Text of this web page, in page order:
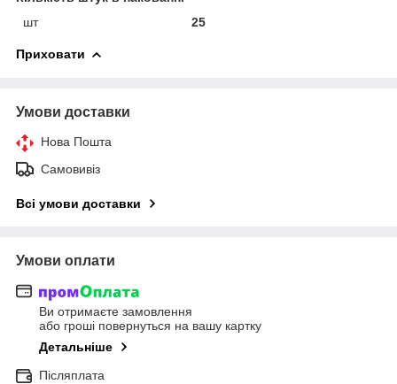
шт
25
Приховати
Умови доставки
Нова Пошта
Самовивіз
Всі умови доставки
Умови оплати
Ви отримаєте замовлення
або гроші повернуться на вашу картку
Детальніше
Післяплата